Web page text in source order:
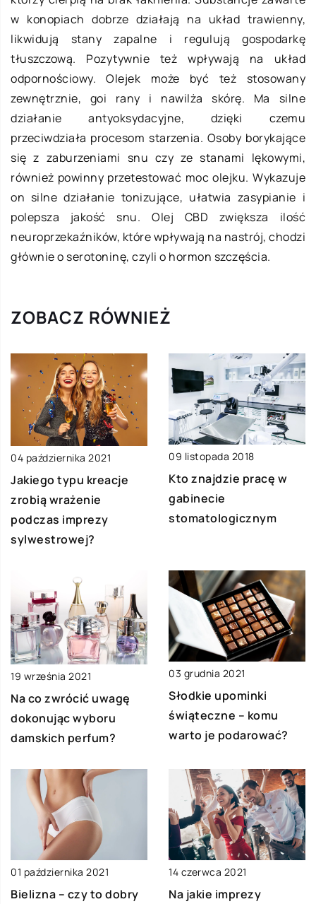
w konopiach dobrze działają na układ trawienny,
likwidują stany zapalne i regulują gospodarkę
tłuszczową. Pozytywnie też wpływają na układ
odpornościowy. Olejek może być też stosowany
zewnętrznie, goi rany i nawilża skórę. Ma silne
działanie antyoksydacyjne, dzięki czemu
przeciwdziała procesom starzenia. Osoby borykające
się z zaburzeniami snu czy ze stanami lękowymi,
również powinny przetestować moc olejku. Wykazuje
on silne działanie tonizujące, ułatwia zasypianie i
polepsza jakość snu. Olej CBD zwiększa ilość
neuroprzekaźników, które wpływają na nastrój, chodzi
głównie o serotoninę, czyli o hormon szczęścia.
ZOBACZ RÓWNIEŻ
04 października 2021
Jakiego typu kreacje
zrobią wrażenie
podczas imprezy
sylwestrowej?
09 listopada 2018
Kto znajdzie pracę w
gabinecie
stomatologicznym
19 września 2021
Na co zwrócić uwagę
dokonując wyboru
damskich perfum?
03 grudnia 2021
Słodkie upominki
świąteczne – komu
warto je podarować?
01 października 2021
Bielizna – czy to dobry
14 czerwca 2021
Na jakie imprezy